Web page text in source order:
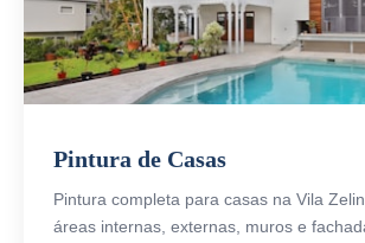
Pintura de Casas
Pintura completa para casas na Vila
áreas internas, externas, muros e